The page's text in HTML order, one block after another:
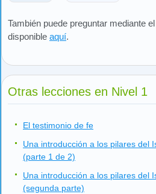
También puede preguntar mediante
disponible aquí.
Otras lecciones en Nivel 1
El testimonio de fe
Una introducción a los pilares del
(parte 1 de 2)
Una introducción a los pilares del
(segunda parte)